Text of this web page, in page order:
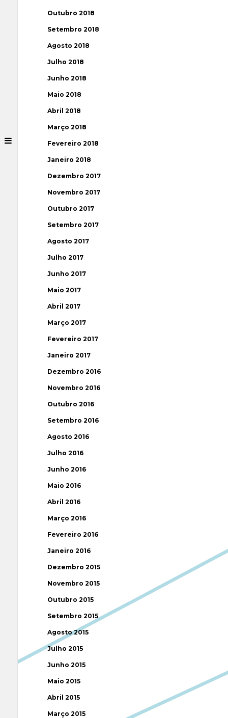
Outubro 2018
Setembro 2018
Agosto 2018
Julho 2018
Junho 2018
Maio 2018
Abril 2018
Março 2018
Fevereiro 2018
Janeiro 2018
Dezembro 2017
Novembro 2017
Outubro 2017
Setembro 2017
Agosto 2017
Julho 2017
Junho 2017
Maio 2017
Abril 2017
Março 2017
Fevereiro 2017
Janeiro 2017
Dezembro 2016
Novembro 2016
Outubro 2016
Setembro 2016
Agosto 2016
Julho 2016
Junho 2016
Maio 2016
Abril 2016
Março 2016
Fevereiro 2016
Janeiro 2016
Dezembro 2015
Novembro 2015
Outubro 2015
Setembro 2015
Agosto 2015
Julho 2015
Junho 2015
Maio 2015
Abril 2015
Março 2015